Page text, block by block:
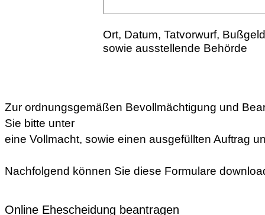
Ort, Datum, Tatvorwurf,
sowie ausstellende Behörde
Zur ordnungsgemäßen Bevollmächtigung und
Sie bitte unter
eine Vollmacht, sowie einen ausgefüllten Auftrag
Nachfolgend können Sie diese Formulare
Online Ehescheidung beantragen